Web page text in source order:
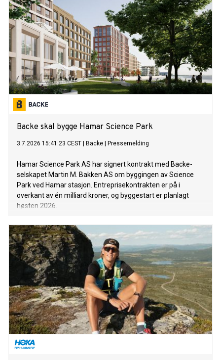
Backe skal bygge Hamar Science Park
3.7.2026 15:41:23 CEST Backe Pressemelding
Hamar Science Park AS har signert kontrakt med Backe-
selskapet Martin M. Bakken AS om byggingen av Science
Park ved Hamar stasjon. Entreprisekontrakten er på i
overkant av én milliard kroner, og byggestart er planlagt
høsten 2026.